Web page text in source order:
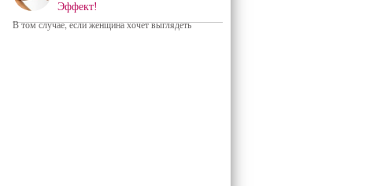
Эффект!
В том случае, если женщина хочет выглядеть